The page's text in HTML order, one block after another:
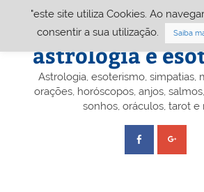
Portal A&E –
astrologia e
Astrologia, esoterismo, simpatias,
orações, horóscopos, anjos,
sonhos, oráculos, tarot e
"este site utiliza Cookies. Ao
consentir a sua utilização.
Saiba